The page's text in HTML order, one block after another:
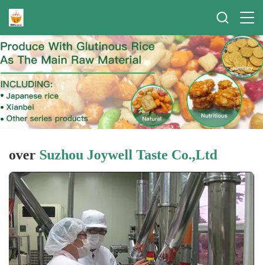
over Suzhou Joywell Taste Co.,Ltd